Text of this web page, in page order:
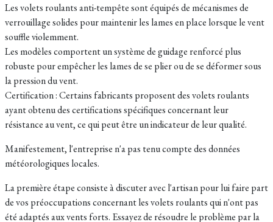
Les volets roulants anti-tempête sont équipés de mécanismes de
verrouillage solides pour maintenir les lames en place lorsque le vent
souffle violemment.
Les modèles comportent un système de guidage renforcé plus
robuste pour empêcher les lames de se plier ou de se déformer sous
la pression du vent.
Certification : Certains fabricants proposent des volets roulants
ayant obtenu des certifications spécifiques concernant leur
résistance au vent, ce qui peut être un indicateur de leur qualité.
Manifestement, l'entreprise n'a pas tenu compte des données
météorologiques locales.
La première étape consiste à discuter avec l'artisan pour lui faire part
de vos préoccupations concernant les volets roulants qui n'ont pas
été adaptés aux vents forts. Essayez de résoudre le problème par la